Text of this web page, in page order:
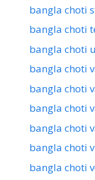
bangla choti
bangla choti
bangla choti
bangla choti
bangla choti
bangla choti
bangla choti
bangla choti
bangla choti